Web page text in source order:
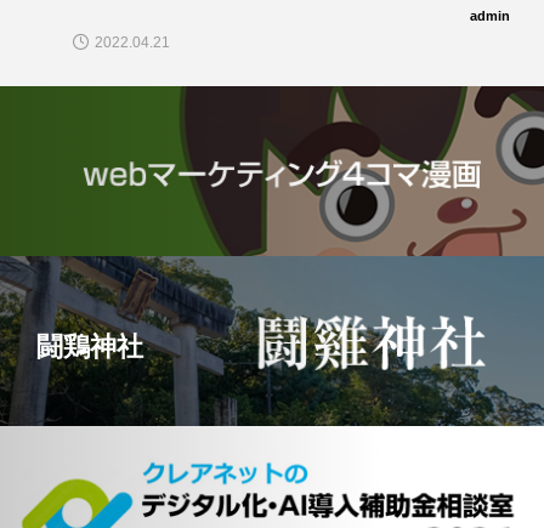
admin
2022.04.21
闘鶏神社